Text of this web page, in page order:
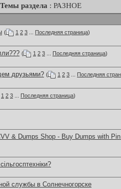
Темы раздела : РАЗНОЕ
( 1 2 3 Последняя страница)
( 1 2 3 Последняя страница)
друзьями? ( 1 2 3 Последняя
1 2 3 Последняя страница)
& Dumps Shop - Buy Dumps with
службы в Солнечногорске